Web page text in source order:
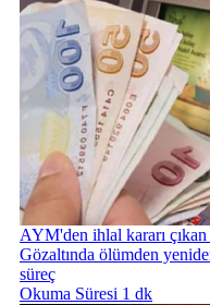
AYM'den ihlal kararı
Gözaltında ölümden
süreç
Okuma Süresi 1 dk